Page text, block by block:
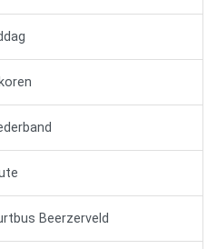
Beerzerveld